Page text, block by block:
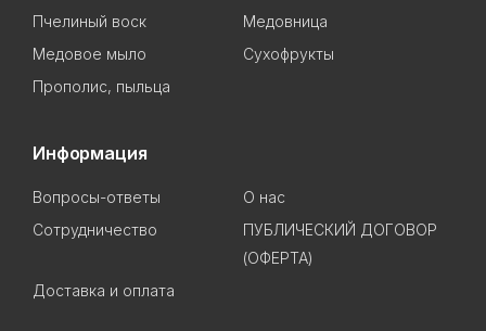
Пчелиный воск
Медовница
Медовое мыло
Сухофрукты
Прополис, пыльца
Информация
Вопросы-ответы
О нас
Сотрудничество
ПУБЛИЧЕСКИЙ ДОГОВОР
(ОФЕРТА)
Доставка и оплата